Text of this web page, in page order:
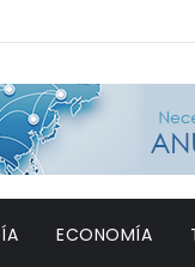
ECONOMÍA